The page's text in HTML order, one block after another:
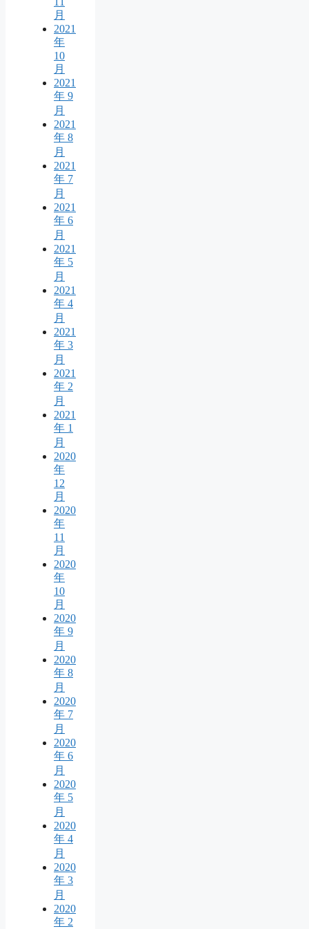
月
2021
年
10
月
2021
年 9
月
2021
年 8
月
2021
年 7
月
2021
年 6
月
2021
年 5
月
2021
年 4
月
2021
年 3
月
2021
年 2
月
2021
年 1
月
2020
年
12
月
2020
年
11
月
2020
年
10
月
2020
年 9
月
2020
年 8
月
2020
年 7
月
2020
年 6
月
2020
年 5
月
2020
年 4
月
2020
年 3
月
2020
年 2